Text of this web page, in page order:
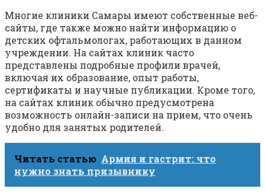
Многие клиники Самары имеют собственные веб-
сайты, где также можно найти информацию о
детских офтальмологах, работающих в данном
учреждении. На сайтах клиник часто
представлены подробные профили врачей,
включая их образование, опыт работы,
сертификаты и научные публикации. Кроме того,
на сайтах клиник обычно предусмотрена
возможность онлайн-записи на прием, что очень
удобно для занятых родителей.
Читать статью Армия и гастрит: что
нужно знать призывнику